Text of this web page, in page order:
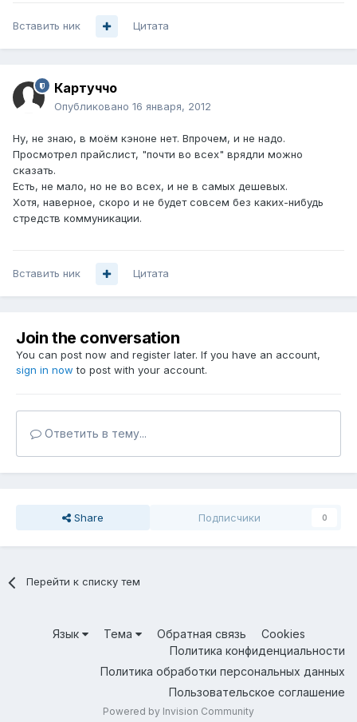
Вставить ник Цитата
Картуччо
Опубликовано 16 января, 2012
Ну, не знаю, в моём кэноне нет. Впрочем, и не надо.
Просмотрел прайслист, "почти во всех" врядли можно
сказать.
Есть, не мало, но не во всех, и не в самых дешевых.
Хотя, наверное, скоро и не будет совсем без каких-нибудь
стредств коммуникации.
Вставить ник Цитата
Join the conversation
You can post now and register later. If you have an account,
sign in now to post with your account.
Ответить в тему...
Share Подписчики 0
Перейти к списку тем
Язык Тема Обратная связь
Cookies
Политика конфиденциальности
Политика обработки персональных данных
Пользовательское соглашение
Powered by Invision Community